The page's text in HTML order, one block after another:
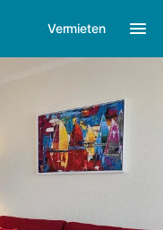
Vermieten